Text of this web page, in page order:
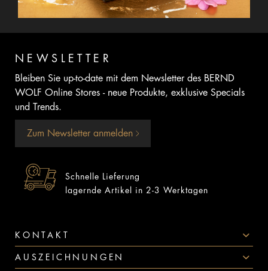
NEWSLETTER
Bleiben Sie up-to-date mit dem Newsletter des BERND
WOLF Online Stores - neue Produkte, exklusive Specials
und Trends.
Zum Newsletter anmelden
Schnelle Lieferung
lagernde Artikel in 2-3 Werktagen
KONTAKT
AUSZEICHNUNGEN